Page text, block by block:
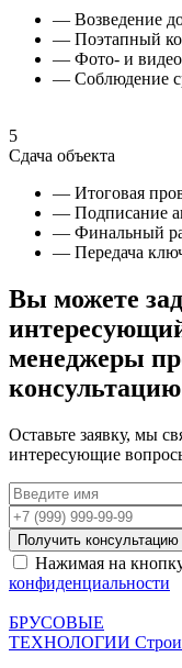
— Возведение
— Поэтапный
— Фото- и
— Соблюдение
5
Сдача объекта
— Итоговая
— Подписание
— Финальный
— Передача
Вы можете
менеджеры
консультацию
Оставьте заявку, мы
интересующие
Получить консультацию
Нажимая на
конфиденциальности
БРУСОВЫЕ
ТЕХНОЛОГИИ